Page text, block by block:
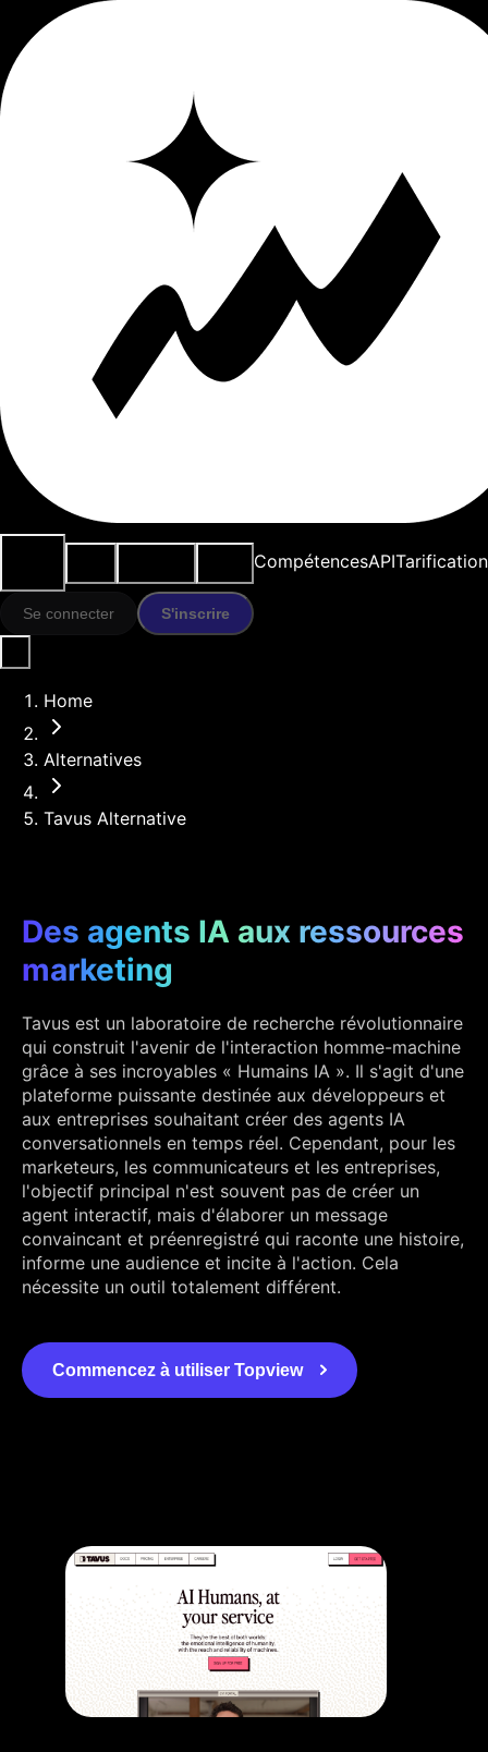
CompétencesAPITarification
Se connecter S'inscrire
Home
Alternatives
Tavus Alternative
Des agents IA aux ressources
marketing
Tavus est un laboratoire de recherche révolutionnaire
qui construit l'avenir de l'interaction homme-machine
grâce à ses incroyables « Humains IA ». Il s'agit d'une
plateforme puissante destinée aux développeurs et
aux entreprises souhaitant créer des agents IA
conversationnels en temps réel. Cependant, pour les
marketeurs, les communicateurs et les entreprises,
l'objectif principal n'est souvent pas de créer un
agent interactif, mais d'élaborer un message
convaincant et préenregistré qui raconte une histoire,
informe une audience et incite à l'action. Cela
nécessite un outil totalement différent.
Commencez à utiliser Topview